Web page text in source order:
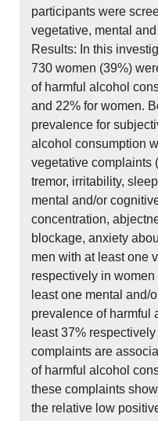
participants were
vegetative, mental
Results: In this
730 women (39%)
of harmful alcohol
and 22% for women.
prevalence for
alcohol consumption
vegetative complaints
tremor, irritability,
mental and/or
concentration,
blockage, anxiety
men with at least one
respectively in
least one mental and/
prevalence of harmful
least 37%
complaints are
of harmful alcohol
these complaints
the relative low